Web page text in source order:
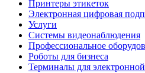
Принтеры этикеток
Электронная цифровая
Услуги
Системы видеонаблюдения
Профессиональное
Роботы для бизнеса
Терминалы для